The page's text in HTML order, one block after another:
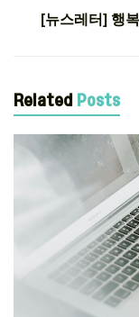
[뉴스레터] 행
Related Posts